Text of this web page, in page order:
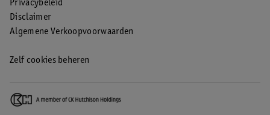
Privacybeleid
Disclaimer
Algemene Verkoopvoorwaarden
Zelf cookies beheren